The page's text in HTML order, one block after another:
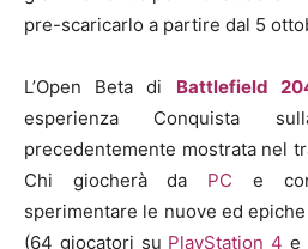
pre-scaricarlo a partire dal 5
L’Open Beta di Battlefield
esperienza Conquista
precedentemente mostrata nel
Chi giocherà da PC e
sperimentare le nuove ed
(64 giocatori su PlayStation 4 e